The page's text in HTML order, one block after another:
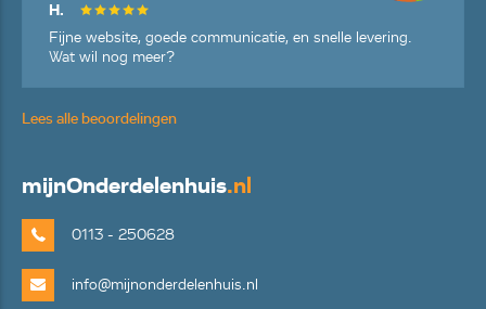
H.
Fijne website, goede communicatie, en snelle levering.
Wat wil nog meer?
Lees alle beoordelingen
mijnOnderdelenhuis.nl
0113 - 250628
info@mijnonderdelenhuis.nl